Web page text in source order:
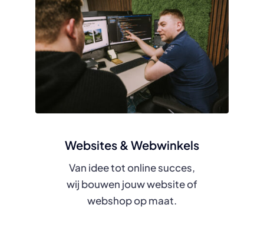
Websites & Webwinkels
Van idee tot online succes,
wij bouwen jouw website of
webshop op maat.